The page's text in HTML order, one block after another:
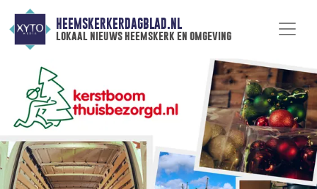
HEEMSKERKERDAGBLAD.NL
lokaal nieuws heemskerk en omgeving